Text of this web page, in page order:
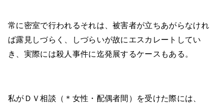
常に密室で行われるそれは、被害者が立ちあがらなけれ
ば露見しづらく、しづらいが故にエスカレートしてい
き、実際には殺人事件に迄発展するケースもある。
私がＤＶ相談（＊女性・配偶者間）を受けた際には、